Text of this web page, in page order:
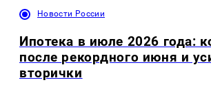
Новости России
Ипотека в июле 2026 года:
после рекордного июня и
вторички